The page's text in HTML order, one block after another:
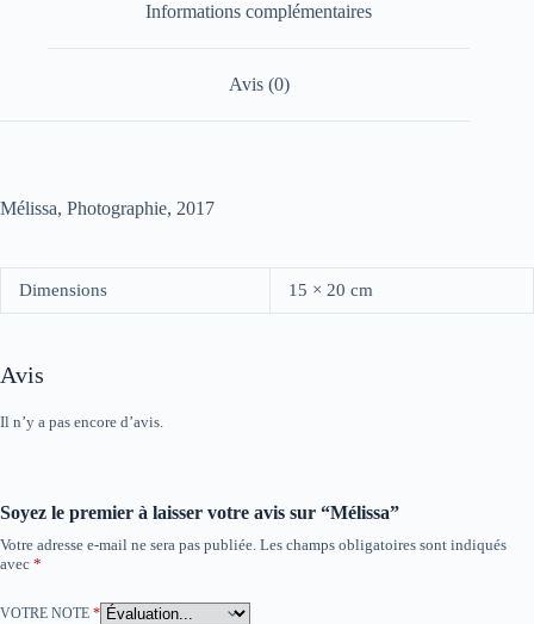
Informations complémentaires
Avis (0)
Mélissa, Photographie, 2017
Dimensions 15 × 20 cm
Avis
Il n’y a pas encore d’avis.
Soyez le premier à laisser votre avis sur “Mélissa”
Votre adresse e-mail ne sera pas publiée. Les champs obligatoires sont indiqués
avec *
VOTRE NOTE *